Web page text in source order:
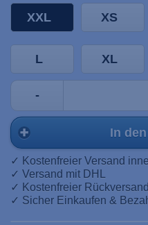
XXL XS
L XL
-
In
✓ Kostenfreier Versand
✓ Versand mit DHL
✓ Kostenfreier Rückversand
✓ Sicher Einkaufen &